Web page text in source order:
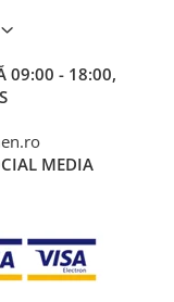
09:00 - 18:00,
MEDIA